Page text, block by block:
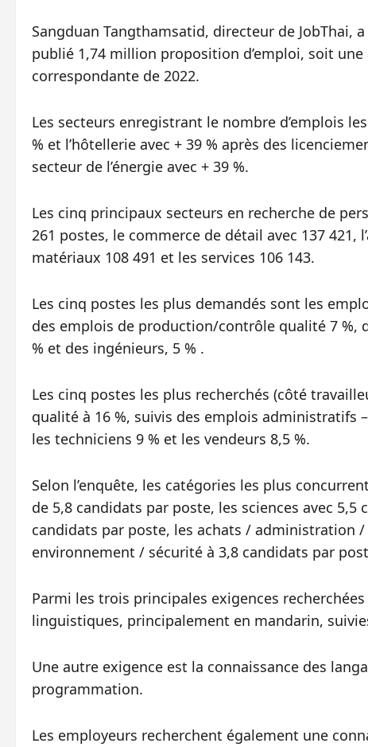
Sangduan Tangthamsatid, directeur de JobThai,
publié 1,74 million proposition d’emploi, soit
correspondante de 2022.
Les secteurs enregistrant le nombre d’emplois
% et l’hôtellerie avec + 39 % après des
secteur de l’énergie avec + 39 %.
Les cinq principaux secteurs en recherche de
261 postes, le commerce de détail avec 137 421,
matériaux 108 491 et les services 106 143.
Les cinq postes les plus demandés sont les
des emplois de production/contrôle qualité 7
% et des ingénieurs, 5 % .
Les cinq postes les plus recherchés (côté
qualité à 16 %, suivis des emplois administratifs
les techniciens 9 % et les vendeurs 8,5 %.
Selon l’enquête, les catégories les plus
de 5,8 candidats par poste, les sciences avec
candidats par poste, les achats / administration
environnement / sécurité à 3,8 candidats par
Parmi les trois principales exigences
linguistiques, principalement en mandarin,
Une autre exigence est la connaissance des
programmation.
Les employeurs recherchent également une